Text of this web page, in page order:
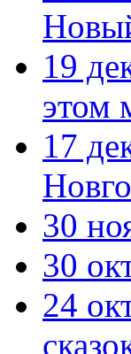
19
этом
17
30
30
24